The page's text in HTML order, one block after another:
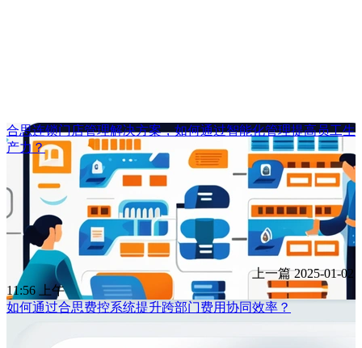
合思连锁门店管理解决方案，如何通过智能化管理提高员工生
产力？
上一篇 2025-01-02
11:56 上午
如何通过合思费控系统提升跨部门费用协同效率？